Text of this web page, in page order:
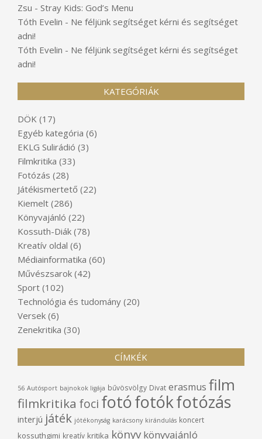
Zsu - Stray Kids: God’s Menu
Tóth Evelin - Ne féljünk segítséget kérni és segítséget
adni!
Tóth Evelin - Ne féljünk segítséget kérni és segítséget
adni!
KATEGÓRIÁK
DÖK (17)
Egyéb kategória (6)
EKLG Sulirádió (3)
Filmkritika (33)
Fotózás (28)
Játékismertető (22)
Kiemelt (286)
Könyvajánló (22)
Kossuth-Diák (78)
Kreatív oldal (6)
Médiainformatika (60)
Művészsarok (42)
Sport (102)
Technológia és tudomány (20)
Versek (6)
Zenekritika (30)
CÍMKÉK
56 Autósport bajnokok ligája bűvösvölgy Divat erasmus film
filmkritika foci fotófotókfotózás
interjú játék jótékonyság karácsony kirándulás koncert
kossuthgimi kreatív kritika könyv könyvajánló